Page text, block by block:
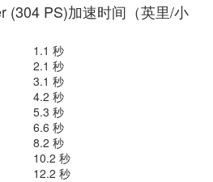
(304 PS)加速时间（英里/小
1.1 秒
2.1 秒
3.1 秒
4.2 秒
5.3 秒
6.6 秒
8.2 秒
10.2 秒
12.2 秒